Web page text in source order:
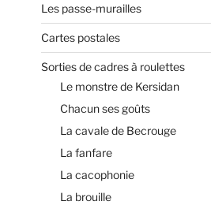
Les passe-murailles
Cartes postales
Sorties de cadres à roulettes
Le monstre de Kersidan
Chacun ses goûts
La cavale de Becrouge
La fanfare
La cacophonie
La brouille